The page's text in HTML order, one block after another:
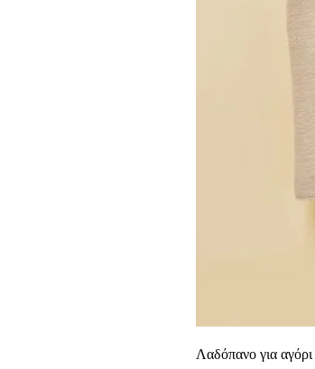
Λαδόπανο για